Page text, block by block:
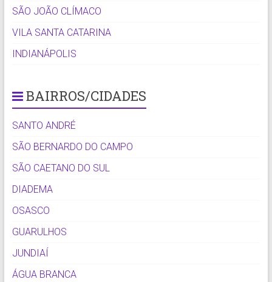
SÃO JOÃO CLÍMACO
VILA SANTA CATARINA
INDIANÁPOLIS
BAIRROS/CIDADES
SANTO ANDRÉ
SÃO BERNARDO DO CAMPO
SÃO CAETANO DO SUL
DIADEMA
OSASCO
GUARULHOS
JUNDIAÍ
ÁGUA BRANCA